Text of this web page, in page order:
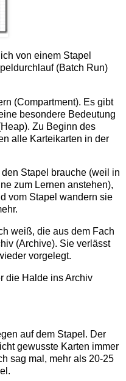
von einem Stapel
(Batch Run)
(Compartment). Es gibt
besondere Bedeutung
Zu Beginn des
alle Karteikarten in der
Stapel brauche (weil in
zum Lernen anstehen),
vom Stapel wandern sie
weiß, die aus dem Fach
(Archive). Sie verlässt
vorgelegt.
die Halde ins Archiv
auf dem Stapel. Der
gewusste Karten immer
sag mal, mehr als 20-25